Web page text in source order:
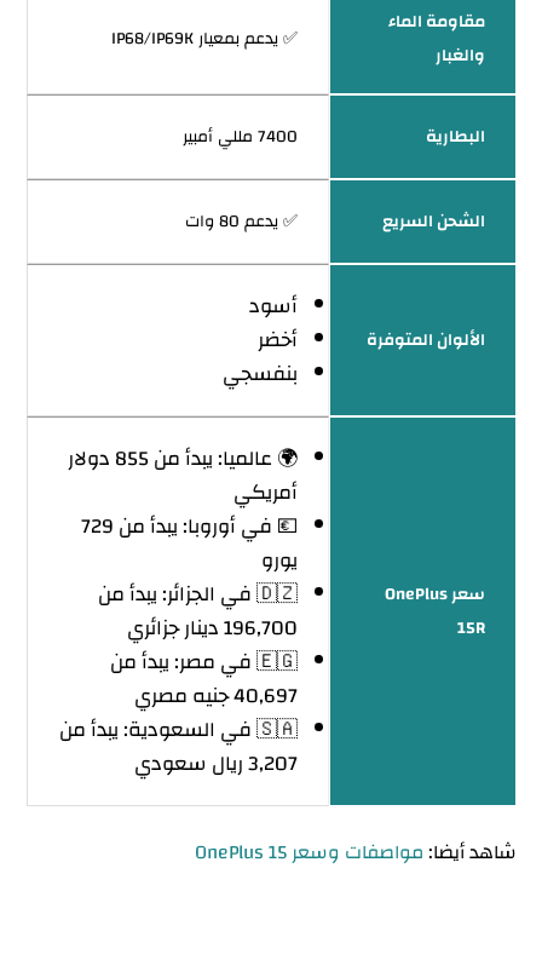
مقاومة الماء
والغبار
✅ يدعم بمعيار IP68/IP69K
البطارية 7400 مللي أمبير
الشحن السريع ✅ يدعم 80 وات
الألوان المتوفرة
أسود
أخضر
بنفسجي
سعر OnePlus
15R
🌍 عالميا: يبدأ من 855 دولار
أمريكي
💶 في أوروبا: يبدأ من 729
يورو
🇩🇿 في الجزائر: يبدأ من
196,700 دينار جزائري
🇪🇬 في مصر: يبدأ من
40,697 جنيه مصري
🇸🇦 في السعودية: يبدأ من
3,207 ريال سعودي
شاهد أيضا:مواصفات وسعر OnePlus 15